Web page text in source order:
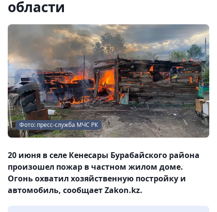
области
Фото: пресс-служба МЧС РК
20 июня в селе Кенесары Бурабайского района
произошел пожар в частном жилом доме.
Огонь охватил хозяйственную постройку и
автомобиль, сообщает Zakon.kz.